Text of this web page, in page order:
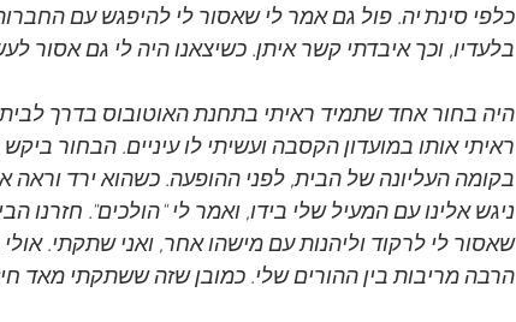
כלפי סינת'יה. פול גם אמר לי שאסור לי להיפגש עם
בלעדיו, וכך איבדתי קשר איתן. כשיצאנו היה לי גם אסור
היה בחור אחד שתמיד ראיתי בתחנת האוטובוס בדרך
ראיתי אותו במועדון הקסבה ועשיתי לו עיניים. הבחור
בקומה העליונה של הבית, לפני ההופעה. כשהוא ירד וראה
ניגש אלינו עם המעיל שלי בידו, ואמר לי "הולכים". חזרנו
שאסור לי לרקוד וליהנות עם מישהו אחר, ואני שתקתי.
הרבה מריבות בין ההורים שלי. כמובן שזה ששתקתי מאד